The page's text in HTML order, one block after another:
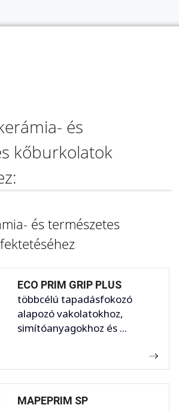
és
kőburkolatok
és természetes
ECO PRIM GRIP PLUS
többcélú tapadásfokozó
alapozó vakolatokhoz,
simítóanyagokhoz és ...
MAPEPRIM SP